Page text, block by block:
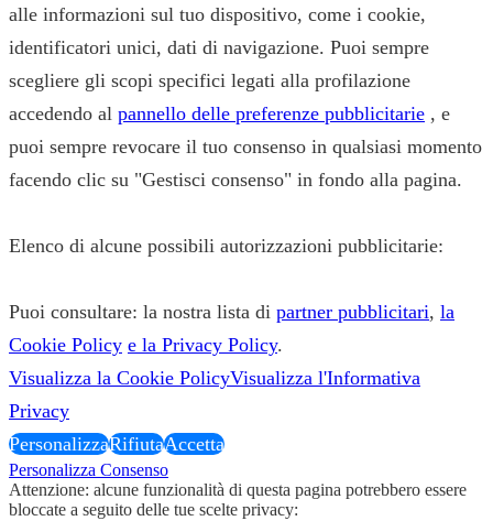
alle informazioni sul tuo dispositivo, come i cookie,
identificatori unici, dati di navigazione. Puoi sempre
scegliere gli scopi specifici legati alla profilazione
accedendo al pannello delle preferenze pubblicitarie , e
puoi sempre revocare il tuo consenso in qualsiasi momento
facendo clic su "Gestisci consenso" in fondo alla pagina.
Elenco di alcune possibili autorizzazioni pubblicitarie:
Puoi consultare: la nostra lista di partner pubblicitari, la
Cookie Policy e la Privacy Policy.
Visualizza la Cookie PolicyVisualizza l'Informativa
Privacy
PersonalizzaRifiutaAccetta
Personalizza Consenso
Attenzione: alcune funzionalità di questa pagina potrebbero essere
bloccate a seguito delle tue scelte privacy: